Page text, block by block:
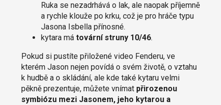
Ruka se nezadrhává o lak, ale naopak příjemně
a rychle klouže po krku, což je pro hráče typu
Jasona Isbella přínosné.
kytara má tovární struny 10/46.
Pokud si pustíte přiložené video Fenderu, ve
kterém Jason nejen povídá o svém životě, o vztahu
k hudbě a o skládání, ale kde také kytaru velmi
pěkně prezentuje, můžete vnímat přirozenou
symbiózu mezi Jasonem, jeho kytarou a